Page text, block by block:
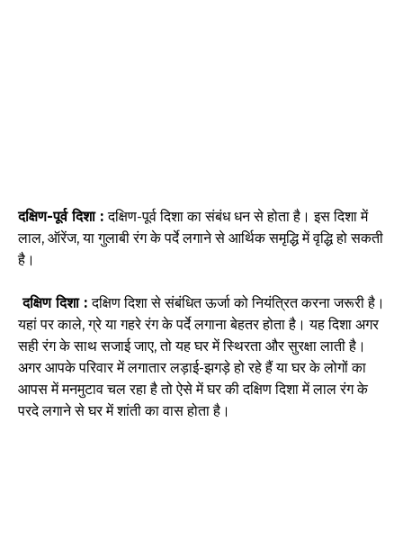
दक्षिण-पूर्व दिशा :दक्षिण-पूर्व दिशा का संबंध धन से होता है। इस दिशा में
लाल, ऑरेंज, या गुलाबी रंग के पर्दे लगाने से आर्थिक समृद्धि में वृद्धि हो सकती
है।
दक्षिण दिशा :दक्षिण दिशा से संबंधित ऊर्जा को नियंत्रित करना जरूरी है।
यहां पर काले, ग्रे या गहरे रंग के पर्दे लगाना बेहतर होता है। यह दिशा अगर
सही रंग के साथ सजाई जाए, तो यह घर में स्थिरता और सुरक्षा लाती है।
अगर आपके परिवार में लगातार लड़ाई-झगड़े हो रहे हैं या घर के लोगों का
आपस में मनमुटाव चल रहा है तो ऐसे में घर की दक्षिण दिशा में लाल रंग के
परदे लगाने से घर में शांती का वास होता है।